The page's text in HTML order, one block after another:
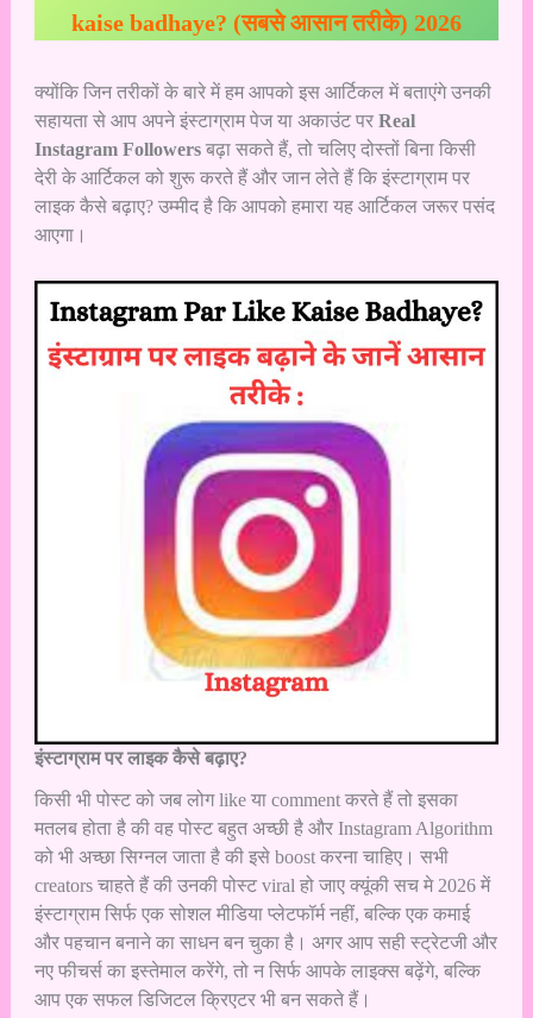
kaise badhaye? (सबसे आसान तरीके) 2026
क्योंकि जिन तरीकों के बारे में हम आपको इस आर्टिकल में बताएंगे उनकी
सहायता से आप अपने इंस्टाग्राम पेज या अकाउंट पर Real
Instagram Followersबढ़ा सकते हैं, तो चलिए दोस्तों बिना किसी
देरी के आर्टिकल को शुरू करते हैं और जान लेते हैं कि इंस्टाग्राम पर
लाइक कैसे बढ़ाए? उम्मीद है कि आपको हमारा यह आर्टिकल जरूर पसंद
आएगा।
इंस्टाग्राम पर लाइक कैसे बढ़ाए?
किसी भी पोस्ट को जब लोग like या comment करते हैं तो इसका
मतलब होता है की वह पोस्ट बहुत अच्छी है और Instagram Algorithm
को भी अच्छा सिग्नल जाता है की इसे boost करना चाहिए। सभी
creators चाहते हैं की उनकी पोस्ट viral हो जाए क्यूंकी सच मे 2026 में
इंस्टाग्राम सिर्फ एक सोशल मीडिया प्लेटफॉर्म नहीं, बल्कि एक कमाई
और पहचान बनाने का साधन बन चुका है। अगर आप सही स्ट्रेटजी और
नए फीचर्स का इस्तेमाल करेंगे, तो न सिर्फ आपके लाइक्स बढ़ेंगे, बल्कि
आप एक सफल डिजिटल क्रिएटर भी बन सकते हैं।